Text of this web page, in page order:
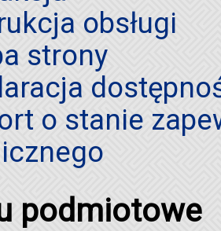
obsługi
strony
o stanie
podmiotowe